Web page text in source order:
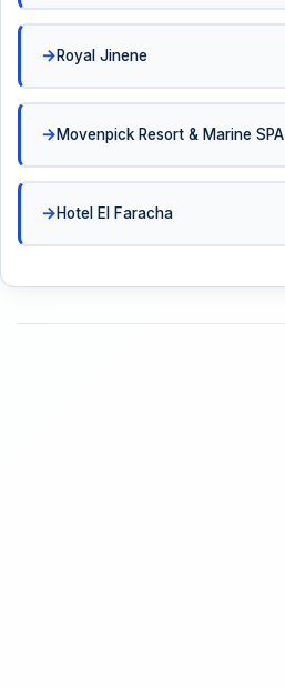
Royal Jinene
Movenpick Resort & Marine SPA
Hotel El Faracha